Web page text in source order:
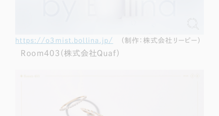
https://o3mist.bollina.jp/ （制作：株式会社リーピー）
Room403（株式会社Quaf）